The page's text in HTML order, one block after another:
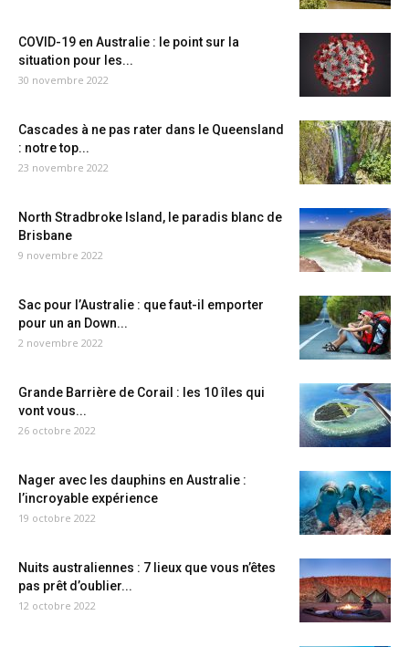
COVID-19 en Australie : le point sur la
situation pour les...
30 novembre 2022
Cascades à ne pas rater dans le Queensland
: notre top...
23 novembre 2022
North Stradbroke Island, le paradis blanc de
Brisbane
9 novembre 2022
Sac pour l’Australie : que faut-il emporter
pour un an Down...
2 novembre 2022
Grande Barrière de Corail : les 10 îles qui
vont vous...
26 octobre 2022
Nager avec les dauphins en Australie :
l’incroyable expérience
19 octobre 2022
Nuits australiennes : 7 lieux que vous n’êtes
pas prêt d’oublier...
12 octobre 2022